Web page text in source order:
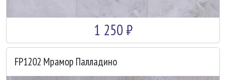
1 250 ₽
FP1202 Мрамор Палладино